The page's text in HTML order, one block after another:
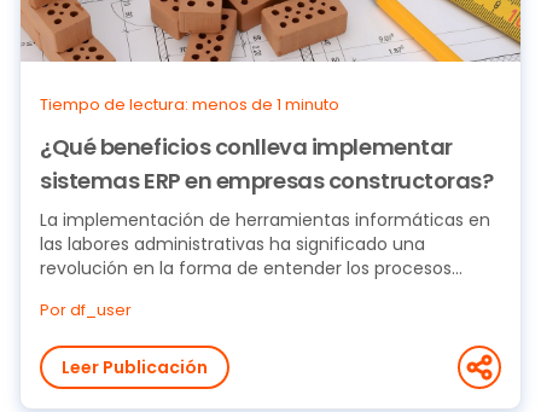
Tiempo de lectura: menos de 1 minuto
¿Qué beneficios conlleva implementar
sistemas ERP en empresas constructoras?
La implementación de herramientas informáticas en
las labores administrativas ha significado una
revolución en la forma de entender los procesos...
Por df_user
Leer Publicación